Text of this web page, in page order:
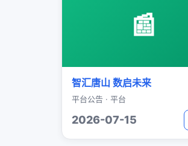
📰
智汇唐山 数启未来
平台公告 · 平台
2026-07-15